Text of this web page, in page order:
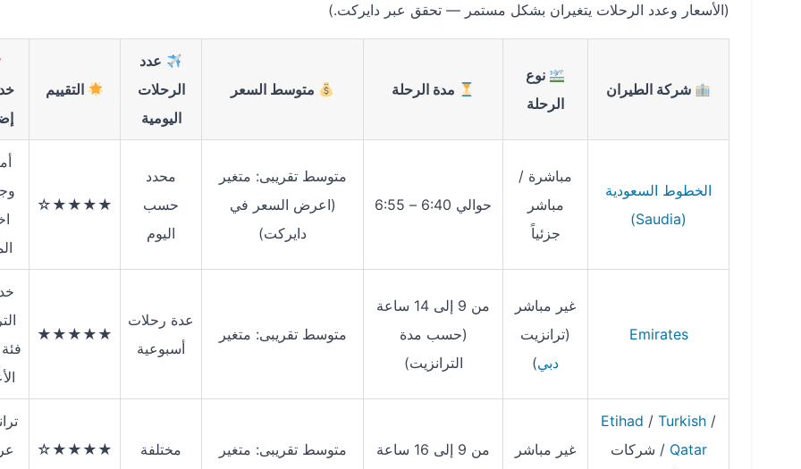
(الأسعار وعدد الرحلات يتغيران بشكل مستمر — تحقق عبر دايركت.)
شركة الطيران
نوع
الرحلة
مدة الرحلة متوسط السعر
عدد
الرحلات
اليومية
التقييم
الخطوط السعودية
(Saudia)
مباشرة /
مباشر
جزئياً
حوالي 6:40 – 6:55
متوسط تقريبى: متغير
(اعرض السعر في
دايركت)
محدد
حسب
اليوم
★★★★☆
Emirates
غير مباشر
(ترانزيت
دبي)
من 9 إلى 14 ساعة
(حسب مدة
الترانزيت)
متوسط تقريبى: متغير
عدة رحلات
أسبوعية
★★★★★
Etihad / Turkish /
Qatar / شركات
غير مباشر من 9 إلى 16 ساعة متوسط تقريبى: متغير مختلفة ★★★★☆